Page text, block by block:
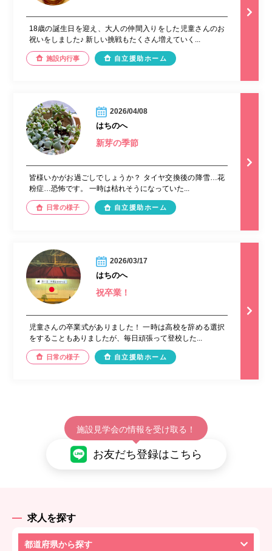
18歳の誕生日を迎え、大人の仲間入りをした児童さんのお
祝いをしました♪︎ 新しい挑戦もたくさん増えていく...
施設内行事 自立援助ホーム
2026/04/08
はちのへ
新芽の季節
⁡皆様いかがお過ごしでしょうか？ タイヤ交換後の降雪…花
粉症…恐怖です。 一時は枯れそうになっていた...
日常の様子 自立援助ホーム
2026/03/17
はちのへ
祝卒業！
児童さんの卒業式がありました！ 一時は高校を辞める選択
をすることもありましたが、毎日頑張って登校した...
日常の様子 自立援助ホーム
施設見学会の情報を受け取る！
お友だち登録はこちら
求人を探す
都道府県から探す